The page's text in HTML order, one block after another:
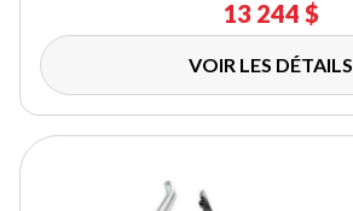
13 244 $
VOIR LES DÉTAILS